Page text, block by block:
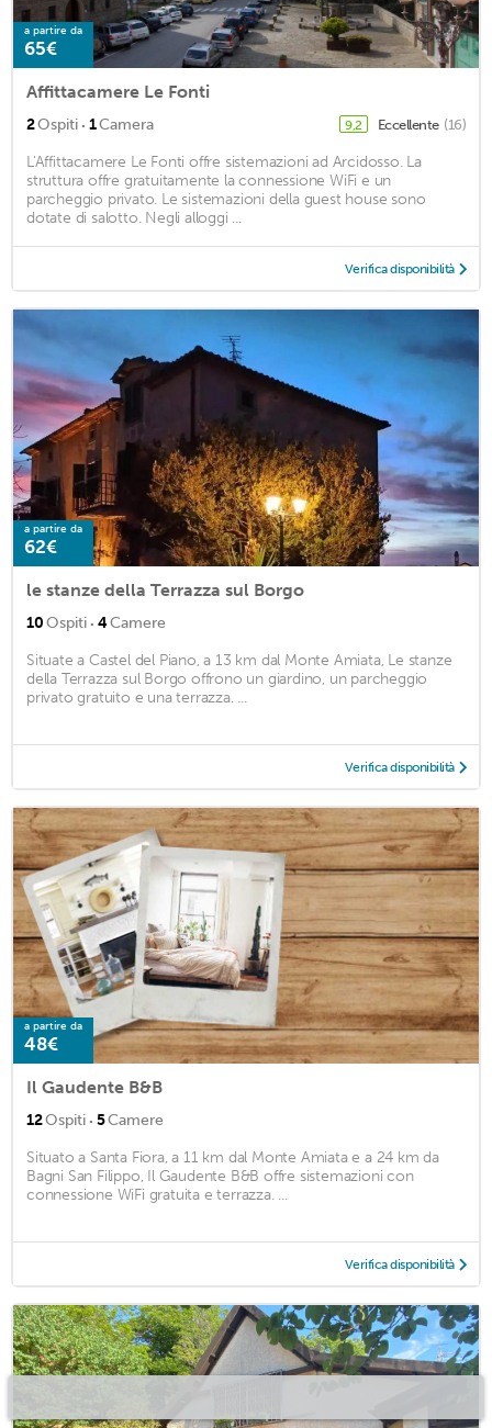
a partire da
65€
Affittacamere Le Fonti
2Ospiti · 1Camera 9,2 Eccellente (16)
L'Affittacamere Le Fonti offre sistemazioni ad Arcidosso. La
struttura offre gratuitamente la connessione WiFi e un
parcheggio privato. Le sistemazioni della guest house sono
dotate di salotto. Negli alloggi ...
Verifica disponibilità
a partire da
62€
le stanze della Terrazza sul Borgo
10Ospiti · 4Camere
Situate a Castel del Piano, a 13 km dal Monte Amiata, Le stanze
della Terrazza sul Borgo offrono un giardino, un parcheggio
privato gratuito e una terrazza. ...
Verifica disponibilità
a partire da
48€
Il Gaudente B&B
12Ospiti · 5Camere
Situato a Santa Fiora, a 11 km dal Monte Amiata e a 24 km da
Bagni San Filippo, Il Gaudente B&B offre sistemazioni con
connessione WiFi gratuita e terrazza. ...
Verifica disponibilità